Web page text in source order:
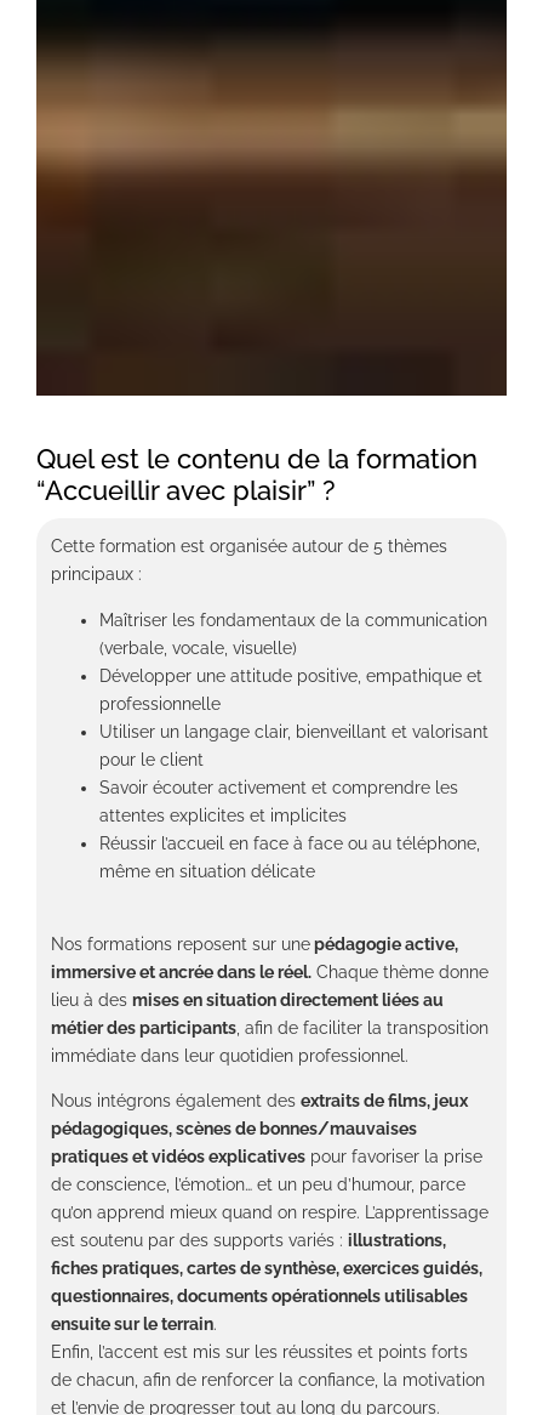
Quel est le contenu de la formation
“Accueillir avec plaisir” ?
Cette formation est organisée autour de 5 thèmes
principaux :
Maîtriser les fondamentaux de la communication
(verbale, vocale, visuelle)
Développer une attitude positive, empathique et
professionnelle
Utiliser un langage clair, bienveillant et valorisant
pour le client
Savoir écouter activement et comprendre les
attentes explicites et implicites
Réussir l’accueil en face à face ou au téléphone,
même en situation délicate
Nos formations reposent sur unepédagogie active,
immersive et ancrée dans le réel. Chaque thème donne
lieu à des mises en situation directement liées au
métier des participants , afin de faciliter la transposition
immédiate dans leur quotidien professionnel.
Nous intégrons également des extraits de films, jeux
pédagogiques, scènes de bonnes/mauvaises
pratiques et vidéos explicatives pour favoriser la prise
de conscience, l’émotion… et un peu d’humour, parce
qu’on apprend mieux quand on respire. L’apprentissage
est soutenu par des supports variés : illustrations,
fiches pratiques, cartes de synthèse, exercices guidés,
questionnaires, documents opérationnels utilisables
ensuite sur le terrain.
Enfin, l’accent est mis sur les réussites et points forts
de chacun, afin de renforcer la confiance, la motivation
et l’envie de progresser tout au long du parcours.